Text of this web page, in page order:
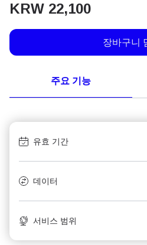
KRW 22,100
장바구니
주요 기능
유효 기간
데이터
서비스 범위